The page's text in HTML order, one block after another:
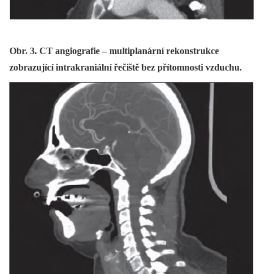
Obr. 3. CT angiografie – multiplanární rekonstrukce
zobrazující intrakraniální řečiště bez přítomnosti vzduchu.